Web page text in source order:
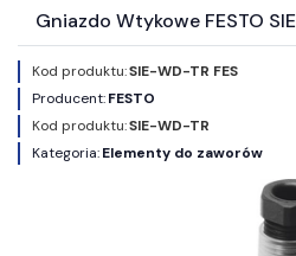
Gniazdo Wtykowe FESTO
Kod produktu:SIE-WD-TR FES
Producent:FESTO
Kod produktu:SIE-WD-TR
Kategoria:Elementy do zaworów